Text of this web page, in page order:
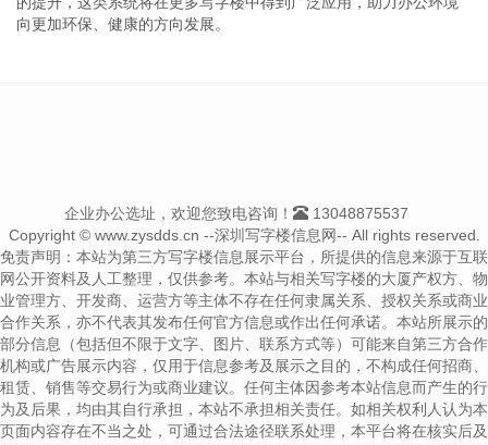
向更加环保、健康的方向发展。
企业办公选址，欢迎您致电咨询！
13048875537
Copyright © www.zysdds.cn --深圳写字楼信息网-- All rights reserved.
免责声明：本站为第三方写字楼信息展示平台，所提供的信息来源于互联
网公开资料及人工整理，仅供参考。本站与相关写字楼的大厦产权方、物
业管理方、开发商、运营方等主体不存在任何隶属关系、授权关系或商业
合作关系，亦不代表其发布任何官方信息或作出任何承诺。本站所展示的
部分信息（包括但不限于文字、图片、联系方式等）可能来自第三方合作
机构或广告展示内容，仅用于信息参考及展示之目的，不构成任何招商、
租赁、销售等交易行为或商业建议。任何主体因参考本站信息而产生的行
为及后果，均由其自行承担，本站不承担相关责任。如相关权利人认为本
页面内容存在不当之处，可通过合法途径联系处理，本平台将在核实后及